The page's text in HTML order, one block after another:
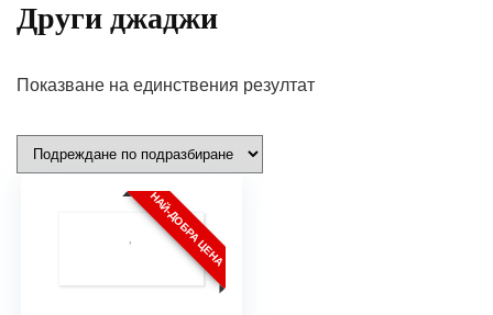
Други джаджи
Показване на единствения резултат
НАЙ-ДОБРА ЦЕНА